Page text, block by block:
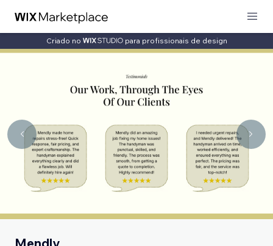
Criado no para profissionais de design
Mendly